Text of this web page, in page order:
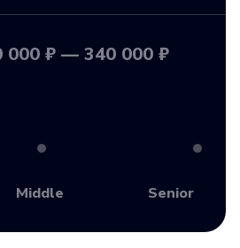
000 ₽ — 340 000 ₽
Middle Senior